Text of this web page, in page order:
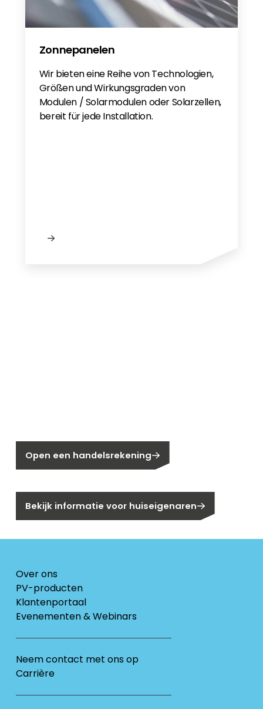
Zonnepanelen
Wir bieten eine Reihe von Technologien,
Größen und Wirkungsgraden von
Modulen / Solarmodulen oder Solarzellen,
bereit für jede Installation.
Open een handelsrekening
Bekijk informatie voor huiseigenaren
Over ons
PV-producten
Klantenportaal
Evenementen & Webinars
Neem contact met ons op
Carrière